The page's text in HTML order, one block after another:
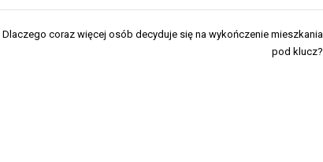
Dlaczego coraz więcej osób decyduje się na wykończenie mieszkania
pod klucz?